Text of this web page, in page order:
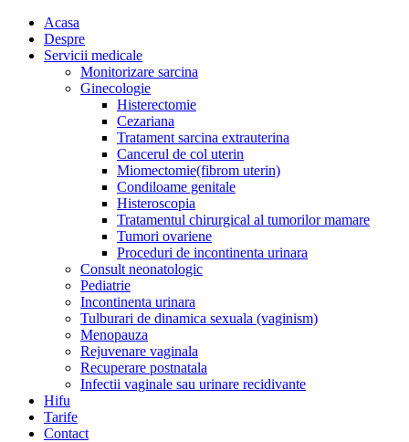
Acasa
Despre
Servicii medicale
Monitorizare sarcina
Ginecologie
Histerectomie
Cezariana
Tratament sarcina extrauterina
Cancerul de col uterin
Miomectomie(fibrom uterin)
Condiloame genitale
Histeroscopia
Tratamentul chirurgical al tumorilor mamare
Tumori ovariene
Proceduri de incontinenta urinara
Consult neonatologic
Pediatrie
Incontinenta urinara
Tulburari de dinamica sexuala (vaginism)
Menopauza
Rejuvenare vaginala
Recuperare postnatala
Infectii vaginale sau urinare recidivante
Hifu
Tarife
Contact